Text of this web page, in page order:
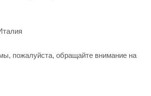
пожалуйста, обращайте внимание на